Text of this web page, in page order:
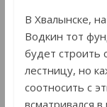
В Хвалынске,
Водкин тот
будет строить
лестницу, но
соотносить с
всматривался